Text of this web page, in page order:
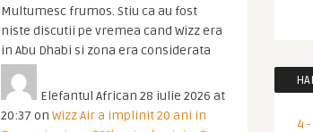
Multumesc frumos. Stiu ca au fost
niste discutii pe vremea cand Wizz era
in Abu Dhabi si zona era considerata
Elefantul African 28 iulie 2026 at
20:37 on Wizz Air a implinit 20 ani in
4